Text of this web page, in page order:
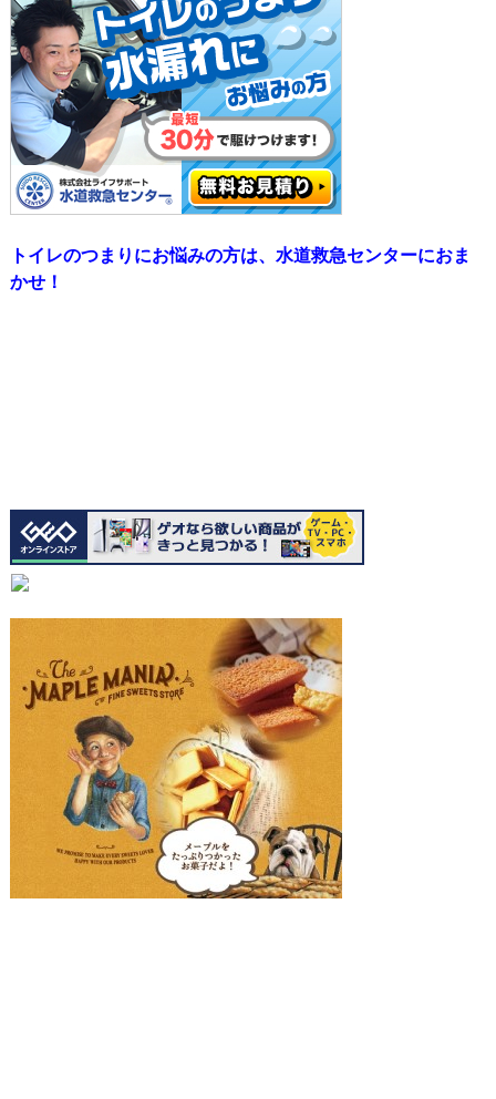
トイレのつまりにお悩みの方は、水道救急センターにおま
かせ！